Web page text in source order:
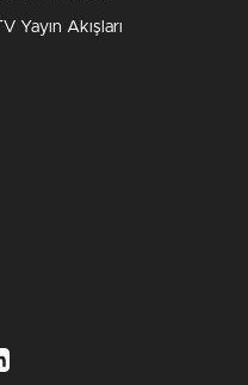
TV Yayın Akışları